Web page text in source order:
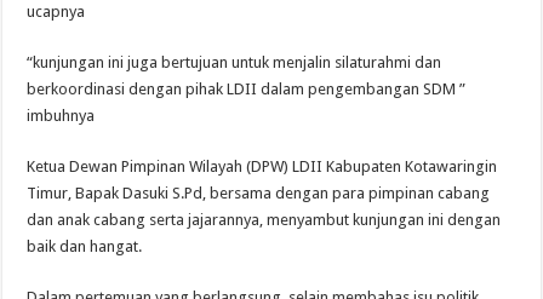
ucapnya
“kunjungan ini juga bertujuan untuk menjalin silaturahmi dan
berkoordinasi dengan pihak LDII dalam pengembangan SDM ”
imbuhnya
Ketua Dewan Pimpinan Wilayah (DPW) LDII Kabupaten Kotawaringin
Timur, Bapak Dasuki S.Pd, bersama dengan para pimpinan cabang
dan anak cabang serta jajarannya, menyambut kunjungan ini dengan
baik dan hangat.